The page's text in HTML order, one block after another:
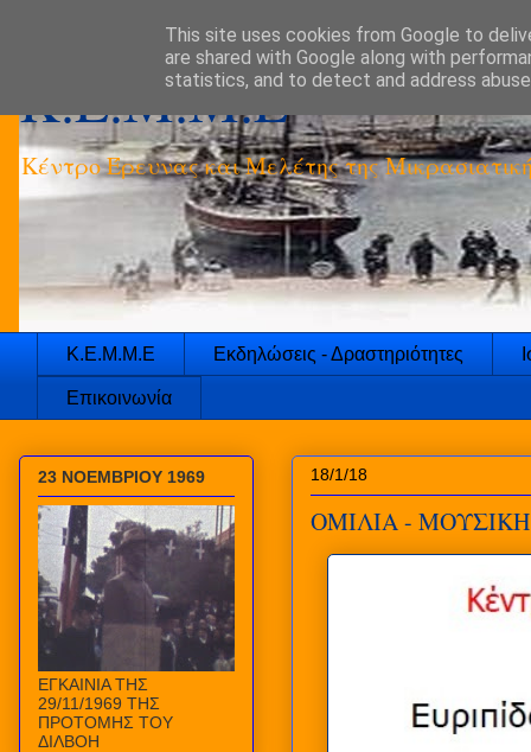
K.E.M.M.E
Κέντρο Έρευνας και Μελέτης της
Κ.Ε.Μ.Μ.Ε Εκδηλώσεις - Δραστηριότητες
Επικοινωνία
18/1/18
ΟΜΙΛΙΑ -
23 ΝΟΕΜΒΡΙΟΥ 1969
ΕΓΚΑΙΝΙΑ ΤΗΣ
29/11/1969 ΤΗΣ
ΠΡΟΤΟΜΗΣ ΤΟΥ
ΔΙΛΒΟΗ
This site uses cookies from Google to
are shared with Google along with
statistics, and to detect and address